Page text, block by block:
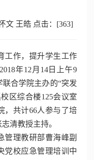
文 王皓 点击：[363]
工作，提升学生工作
年12月14日上午9
合学院主办的“突发
区综合楼125会议室
，共计66人参与了培
清教授主持。
管理教研部曹海峰副
党校应急管理培训中